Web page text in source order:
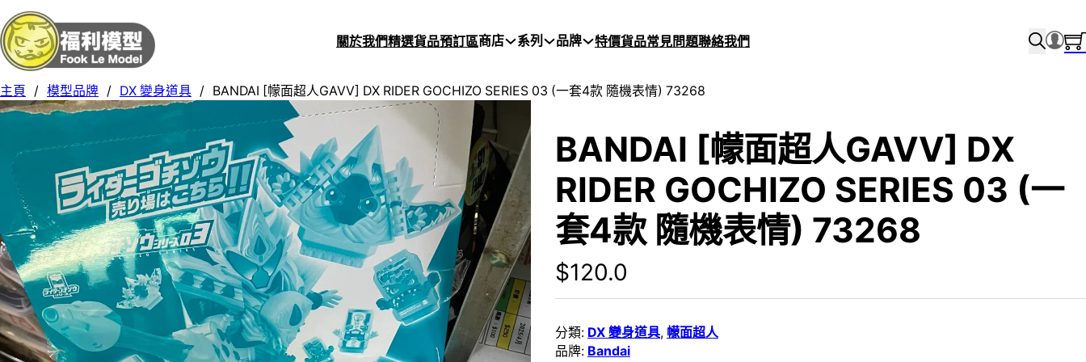
關於我們精選貨品預訂區商店 系列 品牌 特價貨品常見問題聯絡我們
主頁 / 模型品牌 / DX 變身道具 / BANDAI [幪面超人GAVV] DX RIDER GOCHIZO SERIES 03 (一套4款 隨機表情) 73268
BANDAI [幪面超人GAVV] DX
RIDER GOCHIZO SERIES 03 (一
套4款 隨機表情) 73268
$120.0
分類: DX 變身道具, 幪面超人
品牌: Bandai